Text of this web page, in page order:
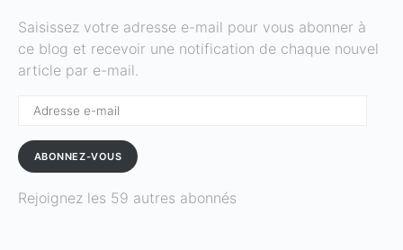
Saisissez votre adresse e-mail pour vous abonner à
ce blog et recevoir une notification de chaque nouvel
article par e-mail.
ABONNEZ-VOUS
Rejoignez les 59 autres abonnés